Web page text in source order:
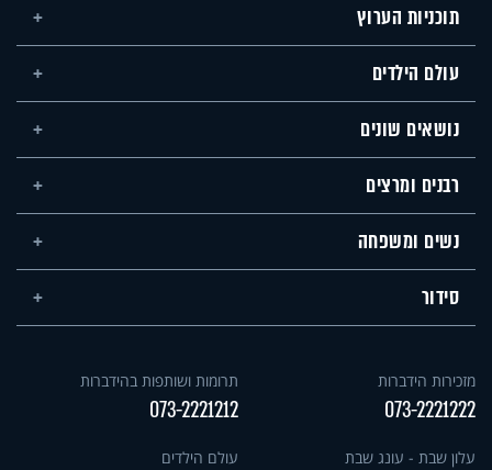
תוכניות הערוץ
עולם הילדים
נושאים שונים
רבנים ומרצים
נשים ומשפחה
סידור
מזכירות הידברות
073-2221222
תרומות ושותפות בהידברות
073-2221212
עלון שבת - עונג שבת עולם הילדים